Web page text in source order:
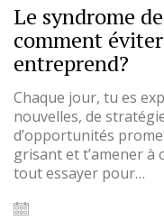
Le syndrome
comment
entreprend?
Chaque jour, tu es
nouvelles, de
d’opportunités
grisant et t’amener
tout essayer pour…